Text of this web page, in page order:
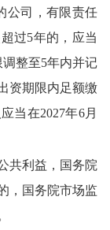
公司，有限责任
过5年的，应当
整至5年内并记
资期限内足额缴
当在2027年6月
共利益，国务院
，国务院市场监